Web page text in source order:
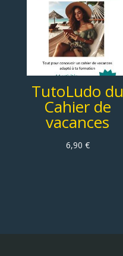
TutoLudo du
Cahier de
vacances
6,90 €